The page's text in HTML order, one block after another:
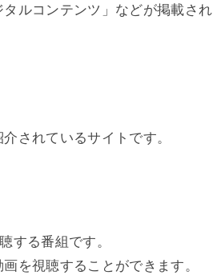
ルコンテンツ」などが掲載され
されているサイトです。
する番組です。
画を視聴することができます。